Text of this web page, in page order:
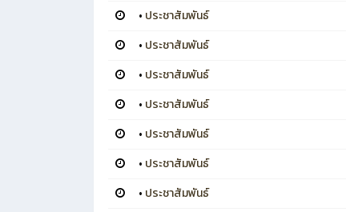
• ประชาสัมพันธ์
• ประชาสัมพันธ์
• ประชาสัมพันธ์
• ประชาสัมพันธ์
• ประชาสัมพันธ์
• ประชาสัมพันธ์
• ประชาสัมพันธ์